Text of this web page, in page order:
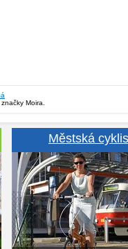
Moira.
Městská